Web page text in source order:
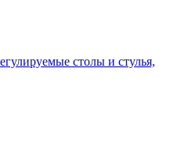
столы и стулья,